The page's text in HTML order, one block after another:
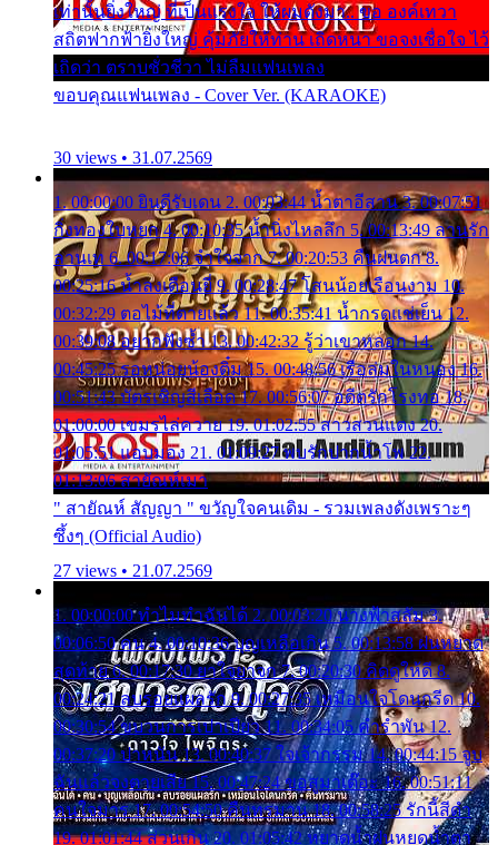
เท่านั้นยิ่งใหญ่ ที่เป็นแรงใจ ให้ผมดังมา.. ขอ องค์เทวา
สถิตฟากฟ้ายิ่งใหญ่ คุ้มภัยให้ท่าน เถิดหนา ขอจงเชื่อใจ ไว้
เถิดว่า ตราบชั่วชีวา ไม่ลืมแฟนเพลง
ขอบคุณแฟนเพลง - Cover Ver. (KARAOKE)
30 views • 31.07.2569
1. 00:00:00 ยินดีรับเดน 2. 00:03:44 น้ำตาอีสาน 3. 00:07:51
กิ่งทองใบหยก 4. 00:10:35 น้ำนิ่งไหลลึก 5. 00:13:49 ลานรัก
ลานเท 6. 00:17:06 จำใจจาก 7. 00:20:53 คืนฝนตก 8.
00:25:16 น้ำลงเดือนยี่ 9. 00:28:47 โสนน้อยเรือนงาม 10.
00:32:29 ตอไม้ที่ตายแล้ว 11. 00:35:41 น้ำกรดแช่เย็น 12.
00:39:08 อยากฟังซ้ำ 13. 00:42:32 รู้ว่าเขาหลอก 14.
00:45:25 รอหน่อยน้องติ๋ม 15. 00:48:56 เรือล่มในหนอง 16.
00:51:43 บัตรเชิญสีเลือด 17. 00:56:07 อดีตรักโรงทอ 18.
01:00:00 เขมรไล่ควาย 19. 01:02:55 สาวสวนแตง 20.
01:05:51 แอบมอง 21. 01:09:27 พบรักปากน้ำโพ 22.
01:13:06 สายัณห์เมา
" สายัณห์ สัญญา " ขวัญใจคนเดิม - รวมเพลงดังเพราะๆ
ซึ้งๆ (Official Audio)
27 views • 21.07.2569
1. 00:00:00 ทำไมทำฉันได้ 2. 00:03:20 นางฟ้าสลัม 3.
00:06:50 คน 4. 00:10:36 บุญเหลือเกิน 5. 00:13:58 ฝนหยาด
สุดท้าย 6. 00:17:30 ยาใจยาจก 7. 00:20:30 คิดดูให้ดี 8.
00:24:21 ลบรอยแผลรัก 9. 00:27:35 เหมือนใจโดนกรีด 10.
00:30:54 ขบวนการเปาเปียว 11. 00:34:05 คำรำพัน 12.
00:37:20 ปาหนัน 13. 00:40:37 ใจเจ้ากรรม 14. 00:44:15 จูบ
ฉันแล้วจงตายเสีย 15. 00:47:24 ขอสูมาเต๊อะ 16. 00:51:11
คนใจมาร 17. 00:54:50 คืนทรมาน 18. 00:58:25 รักนี้สีดำ
19. 01:01:44 ส่วนเกิน 20. 01:05:42 หยาดน้ำฝนหยดน้ำตา